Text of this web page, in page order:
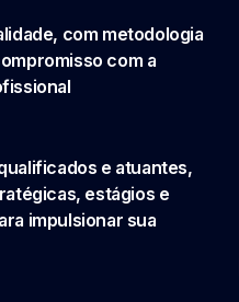
com metodologia
com a
e atuantes,
estágios e
impulsionar sua